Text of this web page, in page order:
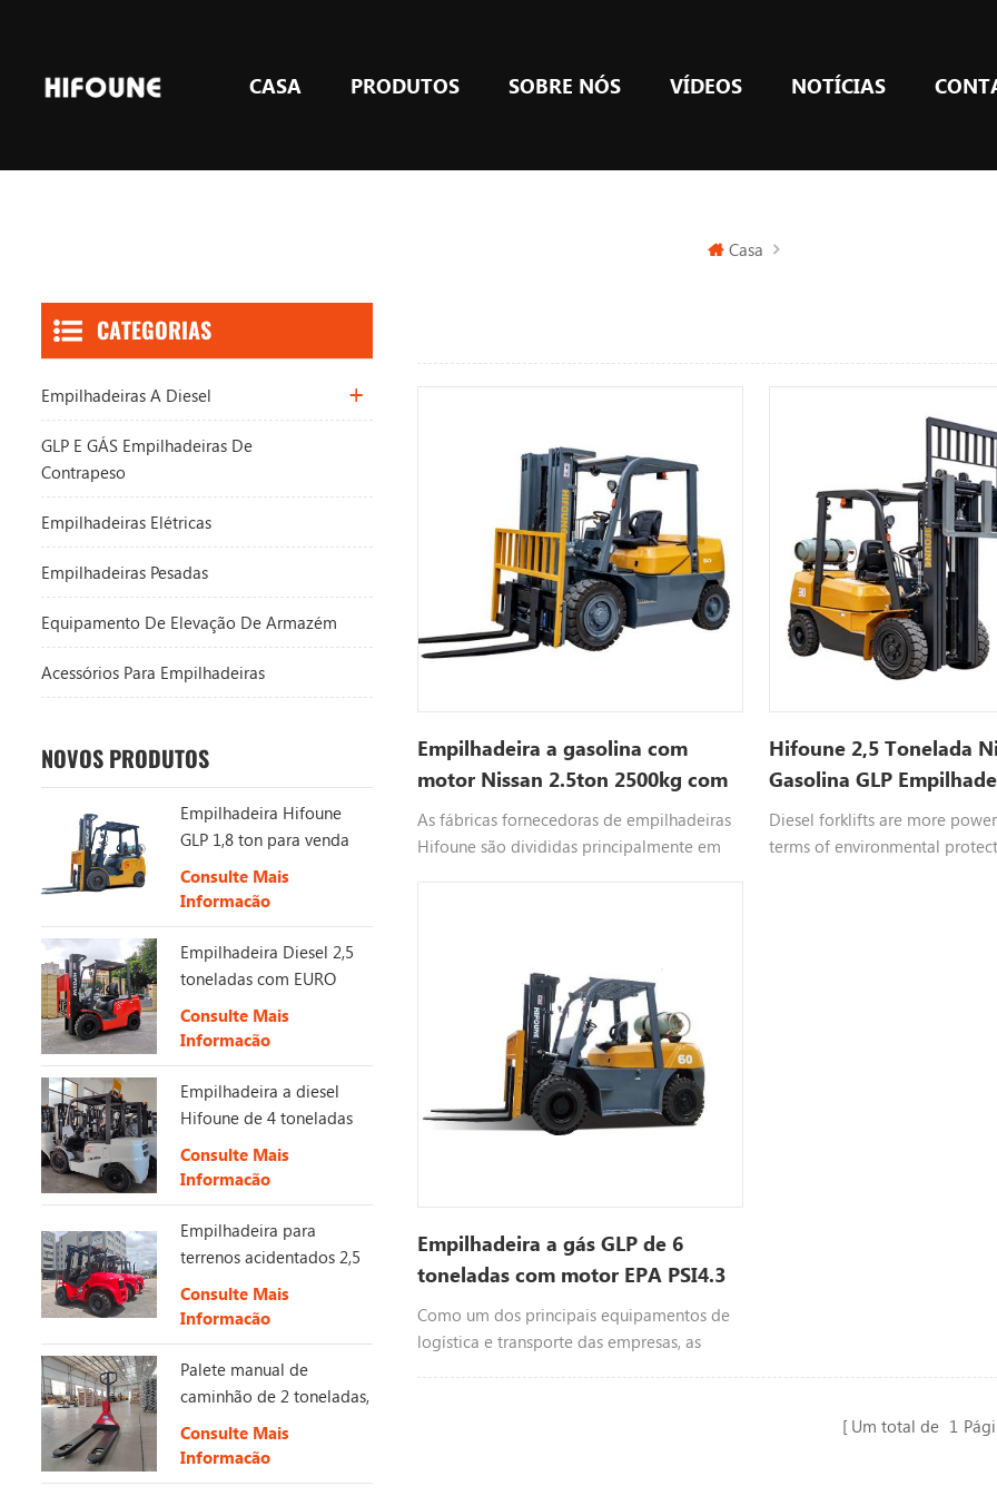
CASA PRODUTOS SOBRE NÓS VÍDEOS NOTÍCIAS
Casa
Empilhadeira a gasolina com
motor Nissan 2.5ton 2500kg com
mastro de 3 estágios
As fábricas fornecedoras de empilhadeiras
Hifoune são divididas principalmente em
Hifoune 2,5 Tonelada
Gasolina GLP
Sistema Para Venda |
Empilhadeira Hifoune
Diesel forklifts are more
terms of environmental
Empilhadeira a gás GLP de 6
toneladas com motor EPA PSI4.3
Como um dos principais equipamentos de
logística e transporte das empresas, as
Um total de 1
CATEGORIAS
Empilhadeiras A Diesel
GLP E GÁS Empilhadeiras De
Contrapeso
Empilhadeiras Elétricas
Empilhadeiras Pesadas
Equipamento De Elevação De Armazém
Acessórios Para Empilhadeiras
NOVOS PRODUTOS
Empilhadeira Hifoune
GLP 1,8 ton para venda
Consulte Mais
Informação
Empilhadeira Diesel 2,5
toneladas com EURO
Estágio 5
Consulte Mais
Informação
Empilhadeira a diesel
Hifoune de 4 toneladas
com motor KUBOTA
Consulte Mais
Informação
Empilhadeira para
terrenos acidentados 2,5
-3,5 toneladas 4X4
2WD/4WD Empilhadeira
Consulte Mais
Informação
Palete manual de
caminhão de 2 toneladas,
3 toneladas e 5 toneladas
Consulte Mais
Informação